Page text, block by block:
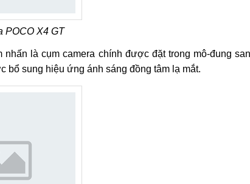
POCO X4 GT
là cụm camera chính được đặt trong mô-đung
bổ sung hiệu ứng ánh sáng đồng tâm lạ mắt.